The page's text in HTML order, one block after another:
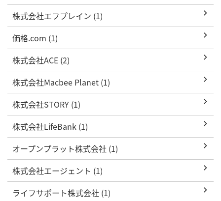
株式会社エフプレイン (1)
価格.com (1)
株式会社ACE (2)
株式会社Macbee Planet (1)
株式会社STORY (1)
株式会社LifeBank (1)
オープンプラット株式会社 (1)
株式会社エージェント (1)
ライフサポート株式会社 (1)